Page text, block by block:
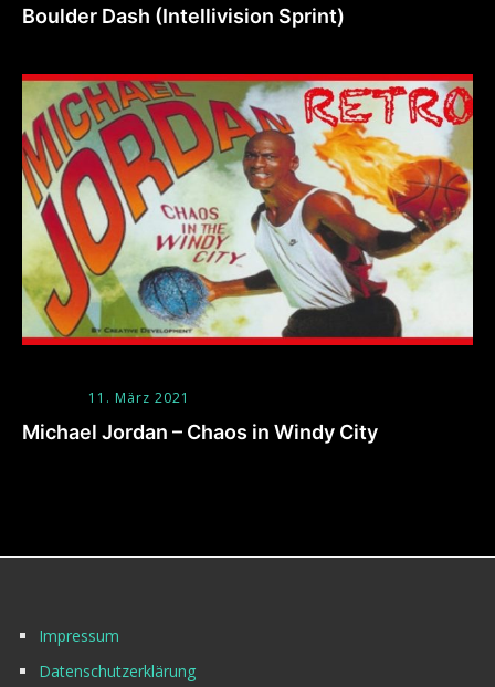
Boulder Dash (Intellivision Sprint)
11. März 2021
Michael Jordan – Chaos in Windy City
Impressum
Datenschutzerklärung